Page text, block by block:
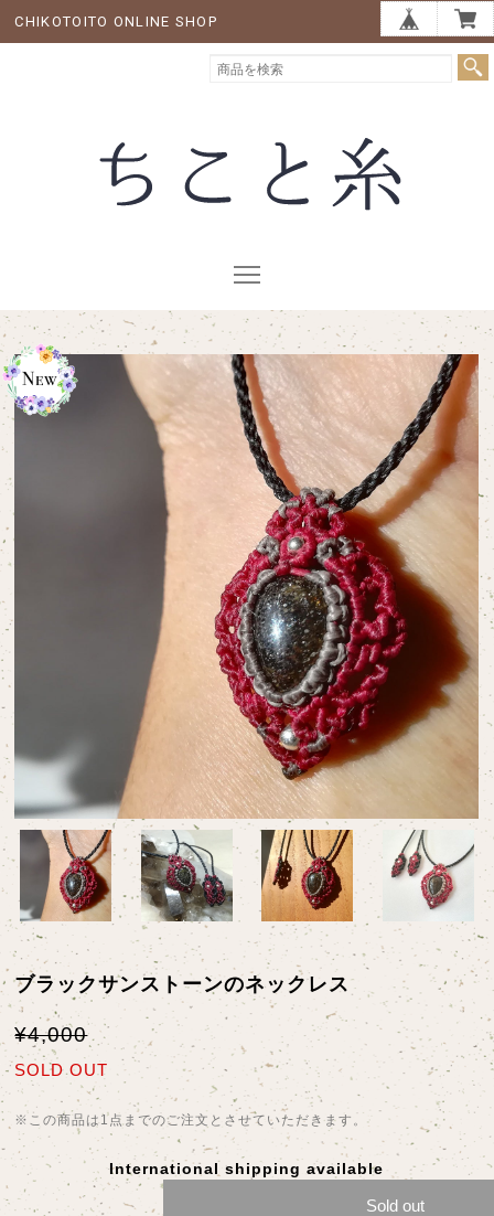
CHIKOTOITO ONLINE SHOP
ブラックサンストーンのネックレス
¥4,000
SOLD OUT
※この商品は1点までのご注文とさせていただきます。
International shipping available
Sold out